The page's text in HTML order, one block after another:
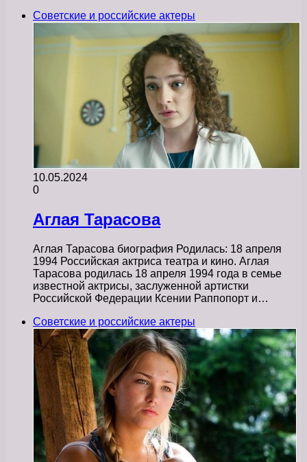
Советские и российские актеры
10.05.2024
0
Аглая Тарасова
Аглая Тарасова биография Родилась: 18 апреля
1994 Российская актриса театра и кино. Аглая
Тарасова родилась 18 апреля 1994 года в семье
известной актрисы, заслуженной артистки
Российской Федерации Ксении Раппопорт и…
Советские и российские актеры